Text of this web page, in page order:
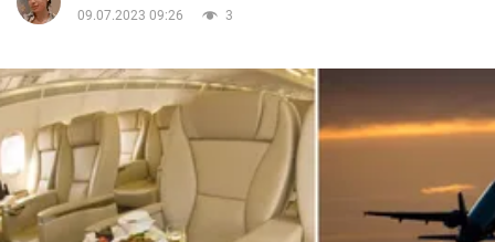
Polityka
Społeczeństwo
09.07.2023 09:26
3